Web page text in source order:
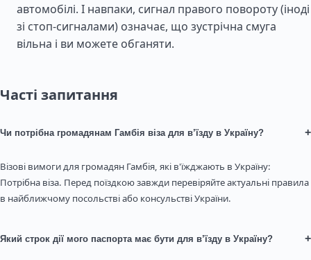
автомобілі. І навпаки, сигнал правого повороту (іноді
зі стоп-сигналами) означає, що зустрічна смуга
вільна і ви можете обганяти.
Часті запитання
Чи потрібна громадянам Гамбія віза для в’їзду в Україну? +
Візові вимоги для громадян Гамбія, які в'їжджають в Україну:
Потрібна віза. Перед поїздкою завжди перевіряйте актуальні правила
в найближчому посольстві або консульстві України.
Який строк дії мого паспорта має бути для в’їзду в Україну? +